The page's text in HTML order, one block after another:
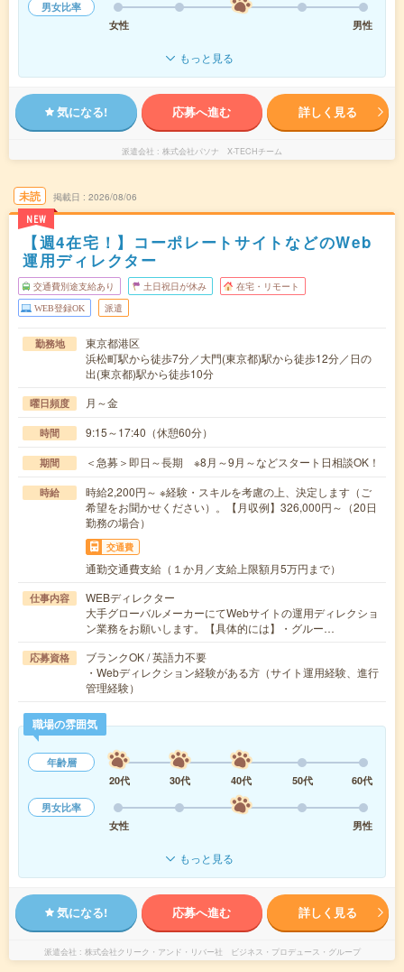
男女比率
女性
男性
もっと見る
気になる! 応募へ進む 詳しく見る
派遣会社 株式会社パソナ X-TECHチーム
未読
NEW
掲載日 2026/08/06
【週4在宅！】コーポレートサイトなどのWeb
運用ディレクター
交通費別途支給あり 土日祝日が休み 在宅・リモート
WEB登録OK 派遣
勤務地
東京都港区
浜松町駅から徒歩7分／大門(東京都)駅から徒歩12分／日の
出(東京都)駅から徒歩10分
曜日頻度 月～金
時間 9:15～17:40（休憩60分）
期間 ＜急募＞即日～長期 ※8月～9月～などスタート日相談OK！
時給
時給2,200円～ ※経験・スキルを考慮の上、決定します（ご
希望をお聞かせください）。【月収例】326,000円～（20日
勤務の場合）
交通費
通勤交通費支給（１か月／支給上限額月5万円まで）
仕事内容
WEBディレクター
大手グローバルメーカーにてWebサイトの運用ディレクショ
ン業務をお願いします。【具体的には】・グルー…
応募資格
ブランクOK / 英語力不要
・Webディレクション経験がある方（サイト運用経験、進行
管理経験）
職場の雰囲気
年齢層
20代
30代 40代 50代
60代
男女比率
女性
男性
もっと見る
気になる! 応募へ進む 詳しく見る
派遣会社 株式会社クリーク・アンド・リバー社 ビジネス・プロデュース・グループ